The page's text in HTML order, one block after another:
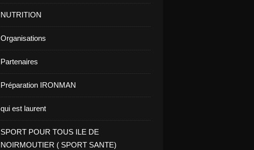
NUTRITION
Organisations
Partenaires
Préparation IRONMAN
qui est laurent
SPORT POUR TOUS ILE DE
NOIRMOUTIER ( SPORT SANTE)